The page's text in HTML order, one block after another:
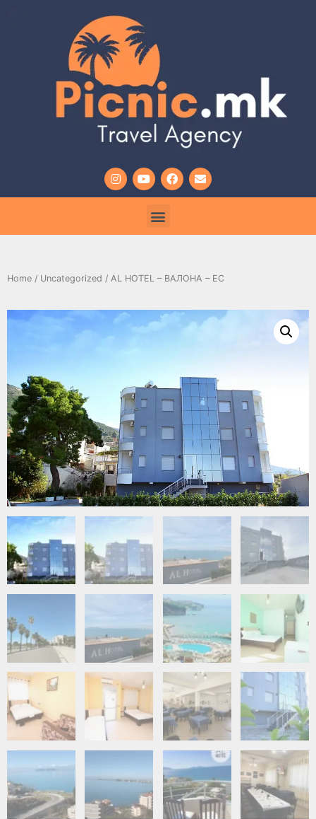
Home / Uncategorized / AL HOTEL – ВАЛОНА – ЕС